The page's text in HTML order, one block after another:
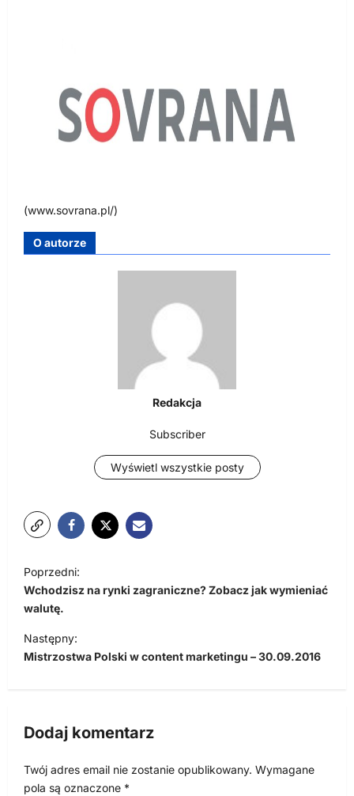
(www.sovrana.pl/)
O autorze
Redakcja
Subscriber
Wyświetl wszystkie posty
N
a
w
i
g
j
w
Poprzedni:
Wchodzisz na rynki zagraniczne? Zobacz jak wymieniać
walutę.
Następny:
Mistrzostwa Polski w content marketingu – 30.09.2016
Dodaj komentarz
Twój adres email nie zostanie opublikowany. Wymagane
pola są oznaczone *